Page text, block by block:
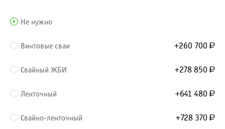
Не нужно
Винтовые сваи +260 700 Р
Свайный ЖБИ +278 850 Р
Ленточный +641 480 Р
Свайно-ленточный +728 370 Р